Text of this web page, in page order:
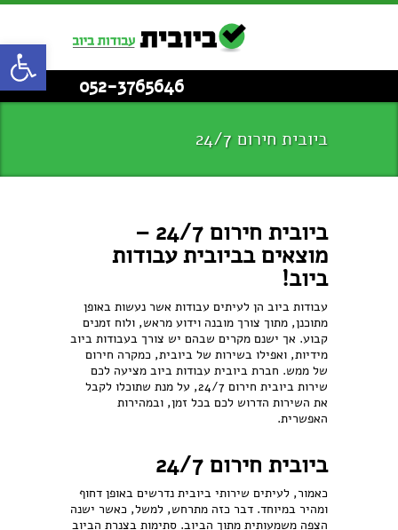
052-3765646
ביובית חירום 24/7
ביובית חירום 24/7 –
מוצאים בביובית עבודות
ביוב!
עבודות ביוב הן לעיתים עבודות אשר נעשות באופן
מתוכנן, מתוך צורך מובנה וידוע מראש, ולוח זמנים
קבוע. אך ישנם מקרים שבהם יש צורך בעבודות ביוב
מידיות, ואפילו בשירות של ביובית, כמקרה חירום
של ממש. חברת ביובית עבודות ביוב מציעה לכם
שירות ביובית חירום 24/7, על מנת שתוכלו לקבל
את השירות הדרוש לכם בכל זמן, ובמהירות
האפשרית.
ביובית חירום 24/7
כאמור, לעיתים שירותי ביובית נדרשים באופן דחוף
ומהיר במיוחד. דבר כזה מתרחש, למשל, כאשר ישנה
הצפה משמעותית מתוך הביוב. סתימות בצנרת הביוב
פתח